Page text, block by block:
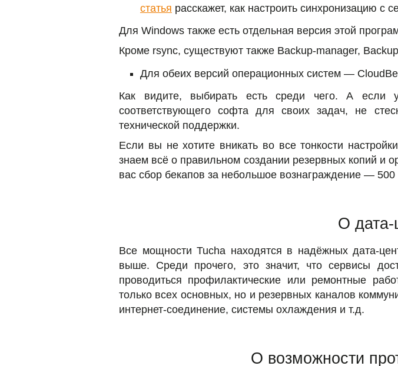
статья расскажет, как настроить синхронизацию с
Для Windows также есть отдельная версия этой
Кроме rsync, существуют также Backup-manager,
Для обеих версий операционных систем —
Как видите, выбирать есть среди чего. А если у
соответствующего софта для своих задач, не
технической поддержки.
Если вы не хотите вникать во все тонкости
знаем всё о правильном создании резервных копий и
вас сбор бекапов за небольшое вознаграждение — 500
О дата-
Все мощности Tucha находятся в надёжных дата-
выше. Среди прочего, это значит, что сервисы
проводиться профилактические или ремонтные
только всех основных, но и резервных каналов
интернет-соединение, системы охлаждения и т.д.
О возможности